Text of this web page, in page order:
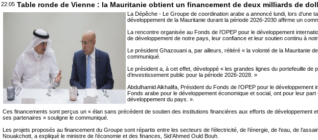
22:05 Table ronde de Vienne : la Mauritanie obtient un financement de deux milliards de
La Dépêche - Le Groupe de coordination arabe a annoncé lundi, lors
développement de la Mauritanie durant la période 2026-2030 affirme un
La rencontre organisée au Fonds de l’OPEP pour le développement
de développement de notre pays, leur confiance et leur soutien continu à
Le président Ghazouani a, par ailleurs, réitéré « la volonté de la Mauritanie
communiqué.
Le président a, à cet effet, développé « les grandes lignes du portefeuille
d’investissement public pour la période 2026-2028. »
Abdulhamid Alkhalifa, Président du Fonds de l’OPEP pour le
Fonds arabe pour le développement économique et social, ont pour leur
développement du pays. ».
Ces financements sont perçus un « élan sans précédent de soutien des institutions financières aux efforts de
ses partenaires » souligne le communiqué.
Les projets proposés au financement du Groupe sont répartis entre les secteurs de l’électricité, de l’énergie, de l’eau, de
Nouakchott, a expliqué le ministre de l’économie et des finances, Sid’Ahmed Ould Bouh.